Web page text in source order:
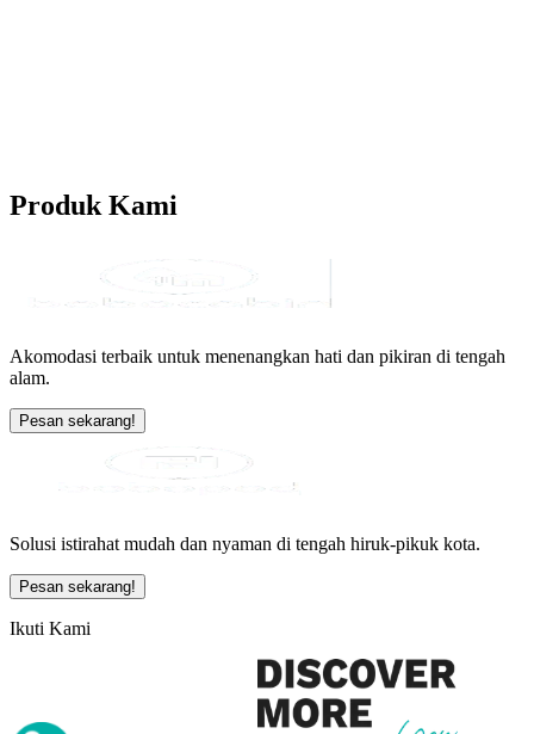
ProdukKami
Akomodasi terbaik untuk menenangkan hati dan pikiran di tengah
alam.
Pesan sekarang!
Solusi istirahat mudah dan nyaman di tengah hiruk-pikuk kota.
Pesan sekarang!
Ikuti Kami